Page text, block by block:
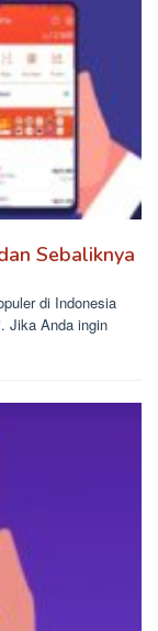
Sebaliknya
di Indonesia
Jika Anda ingin